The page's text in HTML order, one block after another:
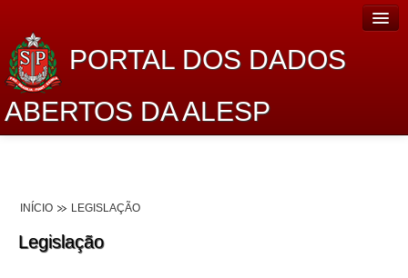
PORTAL DOS DADOS
ABERTOS DA ALESP
Dados Abertos Alesp
Lei de Acesso à Informação
INÍCIO LEGISLAÇÃO
Legislação